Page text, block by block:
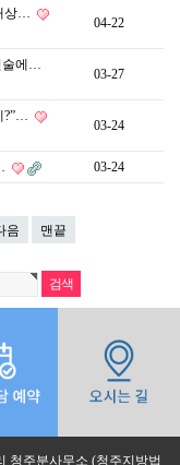
상…
04-22
술에…
03-27
?”…
03-24
03-24
음 맨끝
청주분사무소 (청주지방법